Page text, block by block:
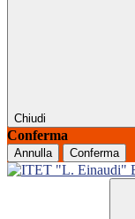
Chiudi
Conferma
Annulla Conferma